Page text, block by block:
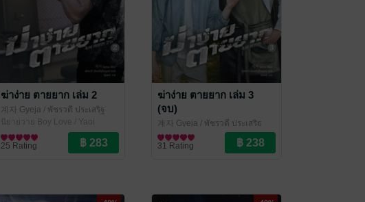
ฆ่าง่าย ตายยาก เล่ม 2
계자 Gyeja / พัชรวดี ประเสริฐ
ไพบูลย์ แปล
/ Lilac Novel
นิยายวาย Boy Love / Yaoi
25 Rating
ฆ่าง่าย ตายยาก เล่ม 3
(จบ)
계자 Gyeja / พัชรวดี ประเสริฐ
ไพบูลย์ แปล
/ Lilac Novel
นิยายวาย Boy Love / Yaoi
31 Rating